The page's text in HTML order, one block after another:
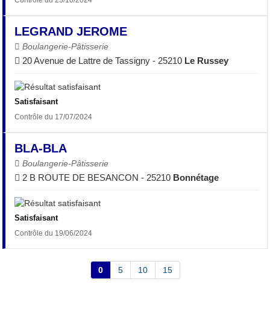
LEGRAND JEROME
Boulangerie-Pâtisserie
20 Avenue de Lattre de Tassigny - 25210 Le Russey
Satisfaisant
Contrôle du 17/07/2024
BLA-BLA
Boulangerie-Pâtisserie
2 B ROUTE DE BESANCON - 25210 Bonnétage
Satisfaisant
Contrôle du 19/06/2024
0 5 10 15